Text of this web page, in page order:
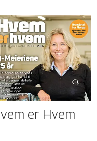
er Hvem